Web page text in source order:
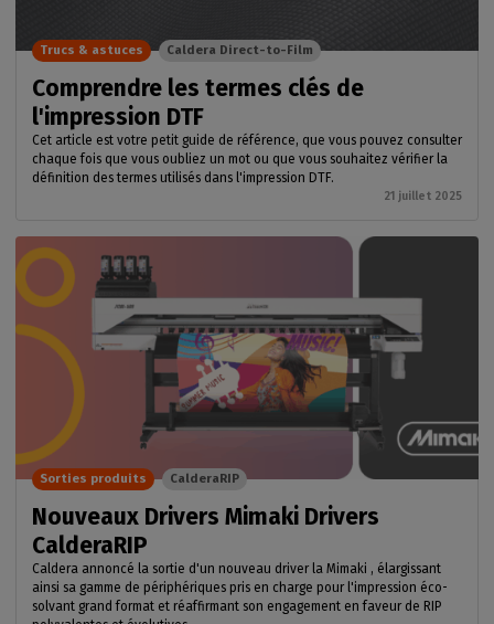
Comprendre les termes clés de
l'impression DTF
Cet article est votre petit guide de référence, que vous pouvez consulter
chaque fois que vous oubliez un mot ou que vous souhaitez vérifier la
définition des termes utilisés dans l'impression DTF.
21 juillet 2025
Trucs & astuces Caldera Direct-to-Film
Nouveaux Drivers Mimaki Drivers
CalderaRIP
Caldera annoncé la sortie d'un nouveau driver la Mimaki , élargissant
ainsi sa gamme de périphériques pris en charge pour l'impression éco-
solvant grand format et réaffirmant son engagement en faveur de RIP
Sorties produits CalderaRIP